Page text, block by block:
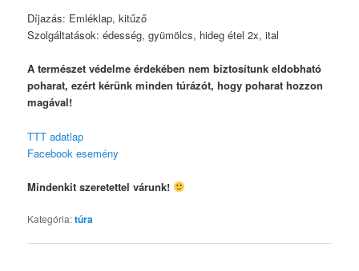
Díjazás: Emléklap, kitűző
Szolgáltatások: édesség, gyümölcs, hideg étel 2x, ital
A természet védelme érdekében nem biztosítunk eldobható
poharat, ezért kérünk minden túrázót, hogy poharat hozzon
magával!
TTT adatlap
Facebook esemény
Mindenkit szeretettel várunk!
Kategória:túra